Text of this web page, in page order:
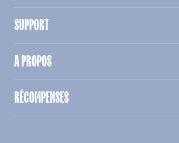
SUPPORT
A PROPOS
RÉCOMPENSES